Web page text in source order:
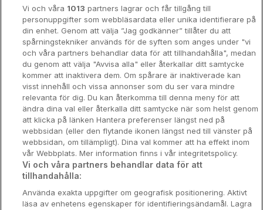
Hotellrum under 995 kr
Spahotell
Sydsverige
Om Hotellpremien
Nya hotell
Stadsweekend
Booking Enquiries:
Hotellsupport:scandinavian@digibreaks.com
Vi och våra 1013 partners lagrar och får tillgång till
personuppgifter som webbläsardata eller unika identifierare på
din enhet. Genom att välja ”Jag godkänner” tillåter du att
spårningstekniker används för de syften som anges under "vi
och våra partners behandlar data för att tillhandahålla", medan
du genom att välja "Avvisa alla" eller återkallar ditt samtycke
kommer att inaktivera dem. Om spårare är inaktiverade kan
visst innehåll och vissa annonser som du ser vara mindre
relevanta för dig. Du kan återkomma till denna meny för att
ändra dina val eller återkalla ditt samtycke när som helst genom
att klicka på länken Hantera preferenser längst ned på
webbsidan (eller den flytande ikonen längst ned till vänster på
webbsidan, om tillämpligt). Dina val kommer att ha effekt inom
vår Webbplats. Mer information finns i vår integritetspolicy.
Vi och våra partners behandlar data för att
tillhandahålla:
Använda exakta uppgifter om geografisk positionering. Aktivt
läsa av enhetens egenskaper för identifieringsändamål. Lagra